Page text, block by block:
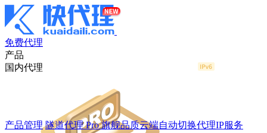
免费代理
产品
国内代理
产品管理 隧道代理Pro 旗舰品质云端自动切换代理IP服务